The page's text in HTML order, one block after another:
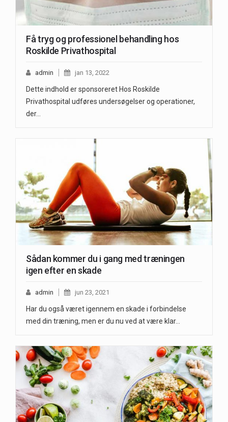
Få tryg og professionel behandling hos
Roskilde Privathospital
admin jan 13, 2022
Dette indhold er sponsoreret Hos Roskilde
Privathospital udføres undersøgelser og operationer,
der…
Sådan kommer du i gang med træningen
igen efter en skade
admin jun 23, 2021
Har du også været igennem en skade i forbindelse
med din træning, men er du nu ved at være klar…